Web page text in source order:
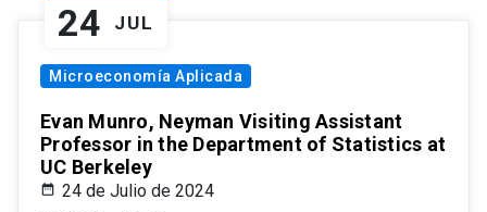
24 JUL
Microeconomía Aplicada
Evan Munro, Neyman Visiting Assistant
Professor in the Department of Statistics at
UC Berkeley
24 de Julio de 2024